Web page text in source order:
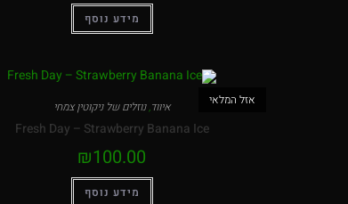
מידע נוסף
אזל המלאי איווד,נוזלים של ניקוטין צמחי
Fresh Day – Strawberry Banana Ice
₪100.00
מידע נוסף